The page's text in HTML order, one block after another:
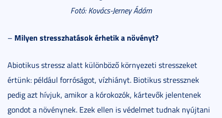
Fotó: Kovács-Jerney Ádám
– Milyen stresszhatások érhetik a növényt?
Abiotikus stressz alatt különböző környezeti stresszeket
értünk: például forróságot, vízhiányt. Biotikus stressznek
pedig azt hívjuk, amikor a kórokozók, kártevők jelentenek
gondot a növénynek. Ezek ellen is védelmet tudnak nyújtani